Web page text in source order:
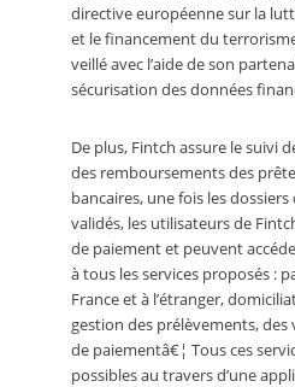
directive européenne sur la
et le financement du
veillé avec l’aide de son
sécurisation des données
De plus, Fintch assure le suivi
des remboursements des
bancaires, une fois les
validés, les utilisateurs de
de paiement et peuvent
à tous les services proposés :
France et à l’étranger,
gestion des prélèvements,
de paiementâ€¦ Tous ces
possibles au travers d’une